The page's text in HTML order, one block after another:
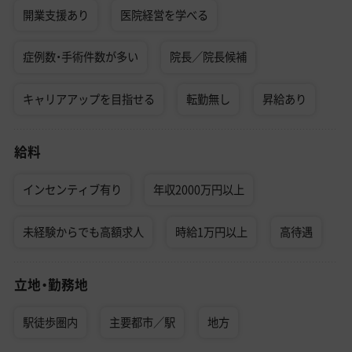
開業支援あり 医院経営を学べる
症例数・手術件数が多い 院長／院長候補
キャリアアップを目指せる 転勤無し 昇給あり
給料
インセンティブ有り 年収2000万円以上
未経験からでも高額求人 時給1万円以上 高待遇
立地・勤務地
駅徒歩圏内 主要都市／駅 地方